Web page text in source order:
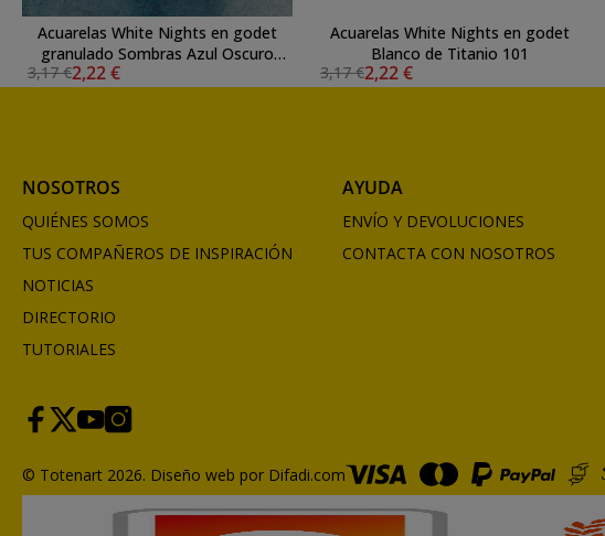
Acuarelas White Nights en godet
granulado Sombras Azul Oscuro
(Dark Blue Shadows) 555
3,17 €2,22 €
Acuarelas White Nights en godet
Blanco de Titanio 101
3,17 €2,22 €
NOSOTROS
QUIÉNES SOMOS
TUS COMPAÑEROS DE INSPIRACIÓN
NOTICIAS
DIRECTORIO
TUTORIALES
AYUDA
ENVÍO Y DEVOLUCIONES
CONTACTA CON NOSOTROS
© Totenart 2026. Diseño web por Difadi.com